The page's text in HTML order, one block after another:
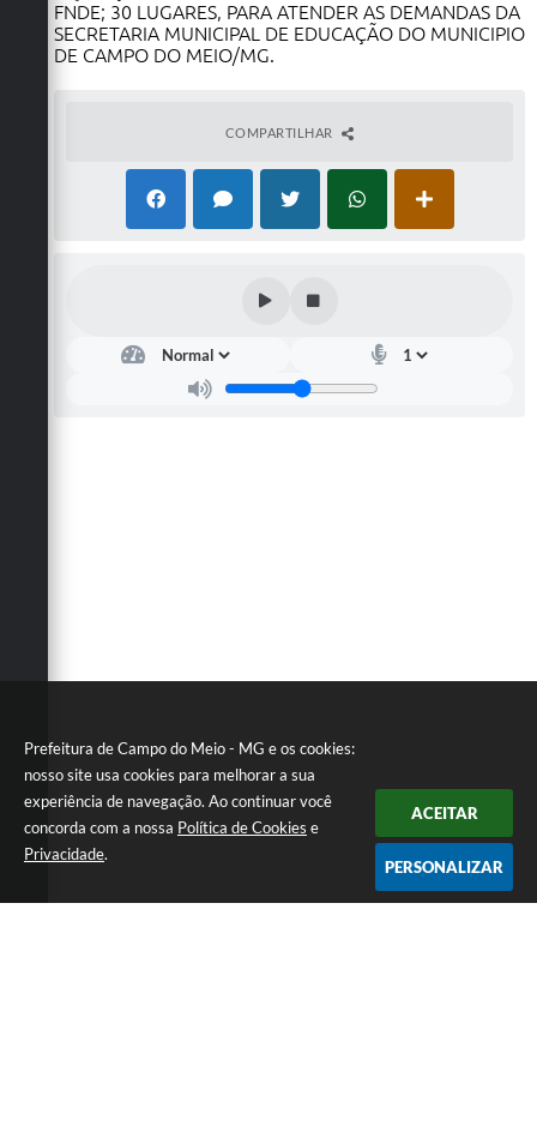
Prefeitura de Campo do Meio - MG e os cookies:
nosso site usa cookies para melhorar a sua
experiência de navegação. Ao continuar você
concorda com a nossa Política de Cookies e
Privacidade.
ACEITAR
PERSONALIZAR
FNDE; 30 LUGARES, PARA ATENDER AS DEMANDAS DA
SECRETARIA MUNICIPAL DE EDUCAÇÃO DO MUNICIPIO
DE CAMPO DO MEIO/MG.
COMPARTILHAR